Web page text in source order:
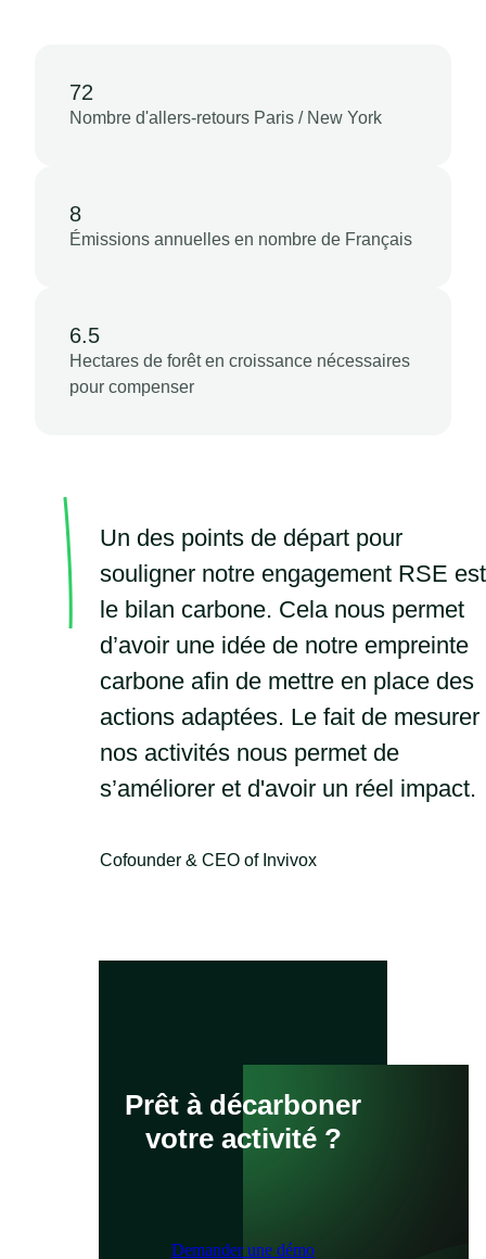
72
Nombre d'allers-retours Paris / New York
8
Émissions annuelles en nombre de Français
6.5
Hectares de forêt en croissance nécessaires
pour compenser
Un des points de départ pour
souligner notre engagement RSE est
le bilan carbone. Cela nous permet
d’avoir une idée de notre empreinte
carbone afin de mettre en place des
actions adaptées. Le fait de mesurer
nos activités nous permet de
s’améliorer et d'avoir un réel impact.
Cofounder & CEO of Invivox
Prêt à décarboner
votre activité ?
Demander une démo